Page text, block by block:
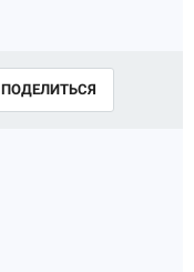
ПОДЕЛИТЬСЯ